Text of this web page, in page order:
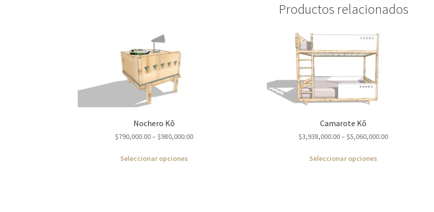
Productos relacionados
Nochero Kô
$790,000.00–$980,000.00
Seleccionar opciones
Camarote Kô
$3,938,000.00–$5,060,000.00
Seleccionar opciones